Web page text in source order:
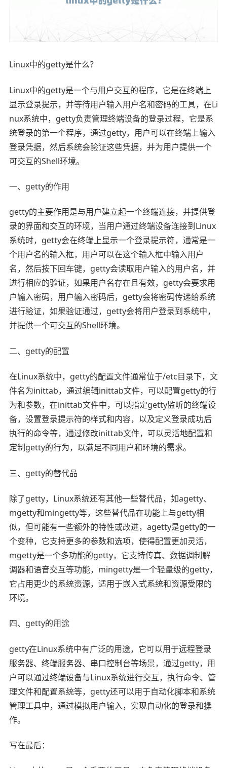
Linux中的getty是什么？
Linux中的getty是一个与用户交互的程序，它是在终端上
显示登录提示，并等待用户输入用户名和密码的工具，在Li
nux系统中，getty负责管理终端设备的登录过程，它是系
统登录的第一个程序，通过getty，用户可以在终端上输入
登录凭据，然后系统会验证这些凭据，并为用户提供一个
可交互的Shell环境。
一、getty的作用
getty的主要作用是与用户建立起一个终端连接，并提供登
录的界面和交互的环境，当用户通过终端设备连接到Linux
系统时，getty会在终端上显示一个登录提示符，通常是一
个用户名的输入框，用户可以在这个输入框中输入用户
名，然后按下回车键，getty会读取用户输入的用户名，并
进行相应的验证，如果用户名存在且有效，getty会要求用
户输入密码，用户输入密码后，getty会将密码传递给系统
进行验证，如果验证通过，getty会将用户登录到系统中，
并提供一个可交互的Shell环境。
二、getty的配置
在Linux系统中，getty的配置文件通常位于/etc目录下，文
件名为inittab，通过编辑inittab文件，可以配置getty的行
为和参数，在inittab文件中，可以指定getty监听的终端设
备，设置登录提示符的样式和内容，以及定义登录成功后
执行的命令等，通过修改inittab文件，可以灵活地配置和
定制getty的行为，以满足不同用户和环境的需求。
三、getty的替代品
除了getty，Linux系统还有其他一些替代品，如agetty、
mgetty和mingetty等，这些替代品在功能上与getty相
似，但可能有一些额外的特性或改进，agetty是getty的一
个变种，它支持更多的参数和选项，使得配置更加灵活，
mgetty是一个多功能的getty，它支持传真、数据调制解
调器和语音交互等功能，mingetty是一个轻量级的getty，
它占用更少的系统资源，适用于嵌入式系统和资源受限的
环境。
四、getty的用途
getty在Linux系统中有广泛的用途，它可以用于远程登录
服务器、终端服务器、串口控制台等场景，通过getty，用
户可以通过终端设备与Linux系统进行交互，执行命令、管
理文件和配置系统等，getty还可以用于自动化脚本和系统
管理工具中，通过模拟用户输入，实现自动化的登录和操
作。
写在最后：